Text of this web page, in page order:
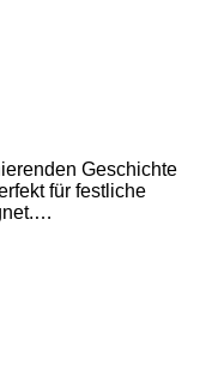
Geschichte
für festliche